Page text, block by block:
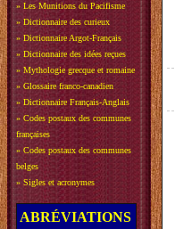
» Les Munitions du Pacifisme
» Dictionnaire des curieux
» Dictionnaire Argot-Français
» Dictionnaire des idées reçues
» Mythologie grecque et romaine
» Glossaire franco-canadien
» Dictionnaire Français-Anglais
» Codes postaux des communes
françaises
» Codes postaux des communes
belges
» Sigles et acronymes
ABRÉVIATIONS